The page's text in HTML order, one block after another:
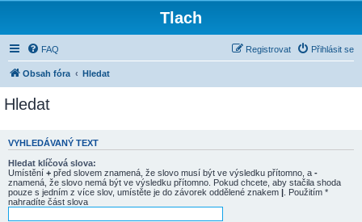
Tlach
FAQ Přihlásit se
Registrovat
Obsah fóra Hledat
Hledat
VYHLEDÁVANÝ TEXT
Hledat klíčová slova:
Umístění + před slovem znamená, že slovo musí být ve výsledku přítomno, a -
znamená, že slovo nemá být ve výsledku přítomno. Pokud chcete, aby stačila shoda
pouze s jedním z více slov, umístěte je do závorek oddělené znakem | . Použitím *
nahradíte část slova